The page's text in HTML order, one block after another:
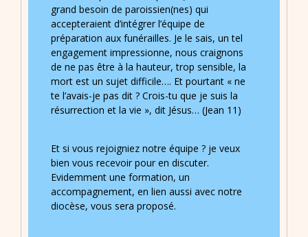
grand besoin de paroissien(nes) qui
accepteraient d’intégrer l’équipe de
préparation aux funérailles. Je le sais, un tel
engagement impressionne, nous craignons
de ne pas être à la hauteur, trop sensible, la
mort est un sujet difficile…. Et pourtant « ne
te l’avais-je pas dit ? Crois-tu que je suis la
résurrection et la vie », dit Jésus… (Jean 11)
Et si vous rejoigniez notre équipe ? je veux
bien vous recevoir pour en discuter.
Evidemment une formation, un
accompagnement, en lien aussi avec notre
diocèse, vous sera proposé.